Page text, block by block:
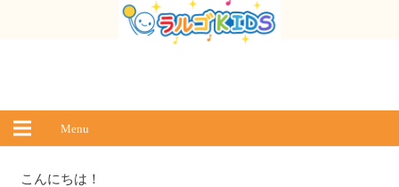
Menu
こんにちは！